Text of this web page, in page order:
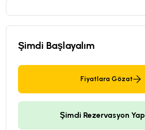
Şimdi Başlayalım
Fiyatlara Gözat
Şimdi Rezervasyon Yap